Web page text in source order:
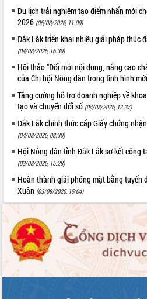
Du lịch trải nghiệm tạo điểm nhấn mới
2026 (06/08/2026, 11:00)
Đắk Lắk triển khai nhiều giải pháp thúc
(04/08/2026, 16:30)
Hội thảo “Đổi mới nội dung, nâng cao
của Chi hội Nông dân trong tình hình
Tăng cường hỗ trợ doanh nghiệp về
tạo và chuyển đổi số (04/08/2026, 12:37)
Đắk Lắk chính thức cấp Giấy chứng
(04/08/2026, 08:30)
Hội Nông dân tỉnh Đắk Lắk sơ kết công
(03/08/2026, 15:28)
Hoàn thành giải phóng mặt bằng tuyến
Xuân (03/08/2026, 15:04)